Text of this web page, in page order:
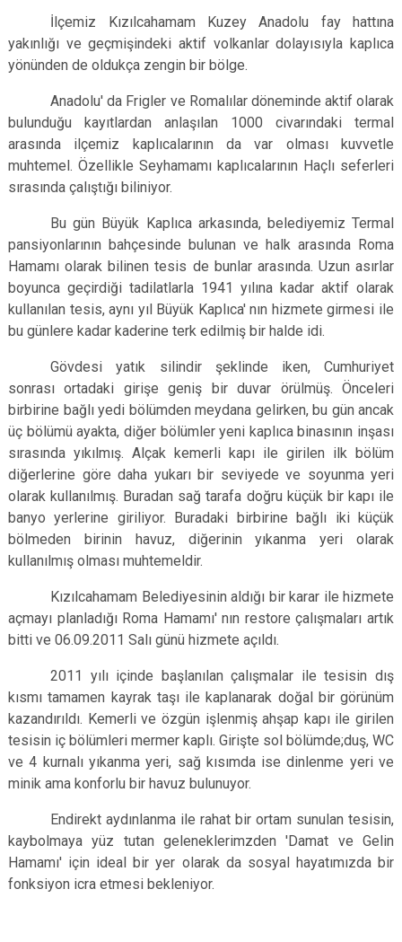
İlçemiz Kızılcahamam Kuzey Anadolu fay hattına
yakınlığı ve geçmişindeki aktif volkanlar dolayısıyla kaplıca
yönünden de oldukça zengin bir bölge.
Anadolu' da Frigler ve Romalılar döneminde aktif olarak
bulunduğu kayıtlardan anlaşılan 1000 civarındaki termal
arasında ilçemiz kaplıcalarının da var olması kuvvetle
muhtemel. Özellikle Seyhamamı kaplıcalarının Haçlı seferleri
sırasında çalıştığı biliniyor.
Bu gün Büyük Kaplıca arkasında, belediyemiz Termal
pansiyonlarının bahçesinde bulunan ve halk arasında Roma
Hamamı olarak bilinen tesis de bunlar arasında. Uzun asırlar
boyunca geçirdiği tadilatlarla 1941 yılına kadar aktif olarak
kullanılan tesis, aynı yıl Büyük Kaplıca' nın hizmete girmesi ile
bu günlere kadar kaderine terk edilmiş bir halde idi.
Gövdesi yatık silindir şeklinde iken, Cumhuriyet
sonrası ortadaki girişe geniş bir duvar örülmüş. Önceleri
birbirine bağlı yedi bölümden meydana gelirken, bu gün ancak
üç bölümü ayakta, diğer bölümler yeni kaplıca binasının inşası
sırasında yıkılmış. Alçak kemerli kapı ile girilen ilk bölüm
diğerlerine göre daha yukarı bir seviyede ve soyunma yeri
olarak kullanılmış. Buradan sağ tarafa doğru küçük bir kapı ile
banyo yerlerine giriliyor. Buradaki birbirine bağlı iki küçük
bölmeden birinin havuz, diğerinin yıkanma yeri olarak
kullanılmış olması muhtemeldir.
Kızılcahamam Belediyesinin aldığı bir karar ile hizmete
açmayı planladığı Roma Hamamı' nın restore çalışmaları artık
bitti ve 06.09.2011 Salı günü hizmete açıldı.
2011 yılı içinde başlanılan çalışmalar ile tesisin dış
kısmı tamamen kayrak taşı ile kaplanarak doğal bir görünüm
kazandırıldı. Kemerli ve özgün işlenmiş ahşap kapı ile girilen
tesisin iç bölümleri mermer kaplı. Girişte sol bölümde;duş, WC
ve 4 kurnalı yıkanma yeri, sağ kısımda ise dinlenme yeri ve
minik ama konforlu bir havuz bulunuyor.
Endirekt aydınlanma ile rahat bir ortam sunulan tesisin,
kaybolmaya yüz tutan geleneklerimzden 'Damat ve Gelin
Hamamı' için ideal bir yer olarak da sosyal hayatımızda bir
fonksiyon icra etmesi bekleniyor.